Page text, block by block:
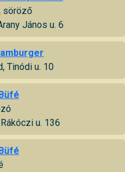
söröző
János u. 6
Tinódi u. 10
u. 136